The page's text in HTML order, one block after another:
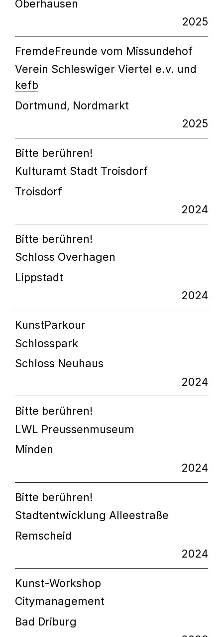
Oberhausen
2025
FremdeFreunde vom Missundehof
Verein Schleswiger Viertel e.v. und
kefb
Dortmund, Nordmarkt
2025
Bitte berühren!
Kulturamt Stadt Troisdorf
Troisdorf
2024
Bitte berühren!
Schloss Overhagen
Lippstadt
2024
KunstParkour
Schlosspark
Schloss Neuhaus
2024
Bitte berühren!
LWL Preussenmuseum
Minden
2024
Bitte berühren!
Stadtentwicklung Alleestraße
Remscheid
2024
Kunst-Workshop
Citymanagement
Bad Driburg